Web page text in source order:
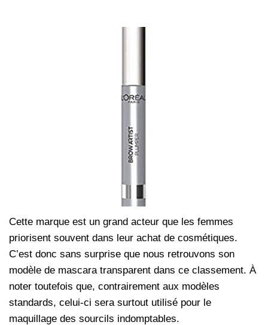
Cette marque est un grand acteur que les femmes
priorisent souvent dans leur achat de cosmétiques.
C’est donc sans surprise que nous retrouvons son
modèle de mascara transparent dans ce classement. À
noter toutefois que, contrairement aux modèles
standards, celui-ci sera surtout utilisé pour le
maquillage des sourcils indomptables.